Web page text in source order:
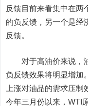
反馈目前来看集中在两
的负反馈，另一个是经
反馈。
对于高油价来说，
负反馈效果将明显增加
上涨对油品的需求压制
今年三月份以来，WTI